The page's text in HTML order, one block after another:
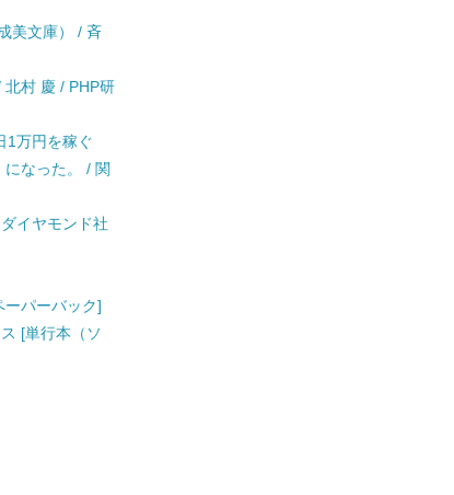
美文庫） / 斉
北村 慶 / PHP研
1万円を稼ぐ
になった。 / 関
イヤモンド社
パーバック]
[単行本（ソ